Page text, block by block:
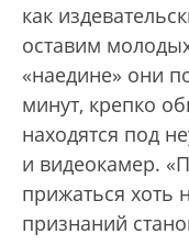
как
оставим
«наедине» они
минут, крепко
находятся под
и видеокамер.
прижаться хоть
признаний